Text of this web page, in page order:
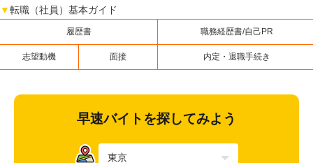
▼転職（社員）基本ガイド
履歴書 職務経歴書/自己PR
志望動機 面接 内定・退職手続き
早速バイトを探してみよう